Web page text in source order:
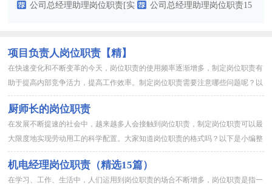
（经典） 【共15篇】
公司总经理助理岗位职责[实 公司总经理助理岗位职责15
项目负责人岗位职责【精】
在快速变化和不断变革的今天，岗位职责的使用频率逐渐增多，制定岗位职责有
助于提高内部竞争活力，提高工作效率。制定岗位职责需要注意哪些问题呢？以
下是小编为大家整理的项目负责人岗位职责【精】，欢迎大家分享。...
厨师长的岗位职责
在发展不断提速的社会中，越来越多人会接触到岗位职责，制定岗位职责可以最
大限度地实现劳动用工的科学配置。大家知道岗位职责的格式吗？以下是小编整
理的厨师长的岗位职责，欢迎大家分享。 厨师长的岗位职责1 ...
机电经理岗位职责（精选15篇）
在学习、工作、生活中，人们运用到岗位职责的场合不断增多，岗位职责是指一